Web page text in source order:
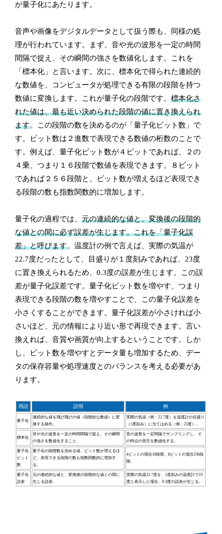
が量子化にあたります。
音声や画像をデジタルデータとして扱う際も、同様の処
理が行われています。まず、音や光の波形を一定の時間
間隔で捉え、その瞬間の強さを数値化します。これを
「標本化」と言います。次に、標本化で得られた連続的
な数値を、コンピュータが処理できる有限の段階を持つ
数値に変換します。これが量子化の段階です。標本化さ
れた値は、最も近い決められた段階の値に置き換えられ
ます。この段階の数を決めるのが「量子化ビット数」で
す。ビット数は２進数で表現できる数値の桁数のことで
す。例えば、量子化ビット数が４ビットであれば、２の
４乗、つまり１６段階で数値を表現できます。８ビット
であれば２５６段階と、ビット数が増えるほど表現でき
る段階の数も指数関数的に増加します。
量子化の過程では、元の連続的な値と、変換後の段階的
な値との間に必ず誤差が生じます。これを「量子化誤
差」と呼びます。温度計の例で言えば、実際の気温が
22.7度だったとして、目盛りが１度刻みであれば、23度
に置き換えられるため、0.3度の誤差が生じます。この誤
差が量子化誤差です。量子化ビット数を増やす、つまり
表現できる段階の数を増やすことで、この量子化誤差を
小さくすることができます。量子化誤差が小さければ小
さいほど、元の情報により近い形で再現できます。言い
換えれば、音質や画質が向上するということです。しか
し、ビット数を増やすとデータ量も増加するため、デー
タの保存容量や処理速度とのバランスを考える必要があ
ります。
用語 説明 例
量子化
連続的な値を飛び飛びの値（段階的な数値）に変
換する操作。
実際の気温（例：22.7度）を温度計の目盛り
（1度刻み）に当てはめる（例：23度）。
標本化
音や光の波形を一定の時間間隔で捉え、その瞬間
の強さを数値化すること。
音の波形を一定間隔でサンプリングし、そ
の時点の音圧を数値化する。
量子化
ビット
数
量子化の段階数を決める値。ビット数が増えるほ
ど、表現できる段階の数も指数関数的に増加す
る。
4ビットの場合16段階、8ビットの場合256段
階。
量子化
誤差
元の連続的な値と、変換後の段階的な値との間に
生じる誤差。
実際の気温22.7度を、1度刻みの温度計で23
度と表示した場合、0.3度の誤差が生じる。